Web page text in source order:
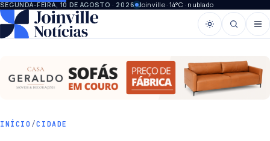
SEGUNDA-FEIRA, 10 DE AGOSTO · 2026 Joinville · 14°C · nublado
INÍCIO /CIDADE